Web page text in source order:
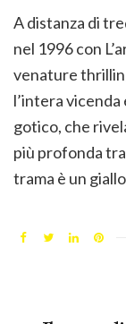
A distanza di
nel 1996 con
venature
l’intera
gotico, che
più profonda
trama è un